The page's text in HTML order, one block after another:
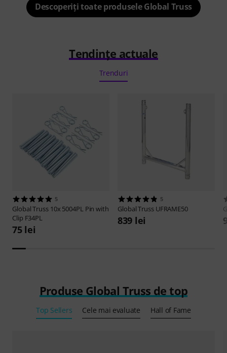
Descoperiți toate produsele Global Truss
Tendințe actuale
Trenduri
5
Global Truss 10x 5004PL Pin with
Clip F34PL
75 lei
5
Global Truss UFRAME50
839 lei
Produse Global Truss de top
Top Sellers Cele mai evaluate Hall of Fame